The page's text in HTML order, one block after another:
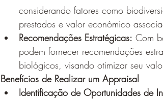
considerando fatores como
prestados e valor econômico
Recomendações Estratégicas: Com
podem fornecer recomendações
biológicos, visando otimizar seu
Benefícios de Realizar um Appraisal
Identificação de Oportunidades de